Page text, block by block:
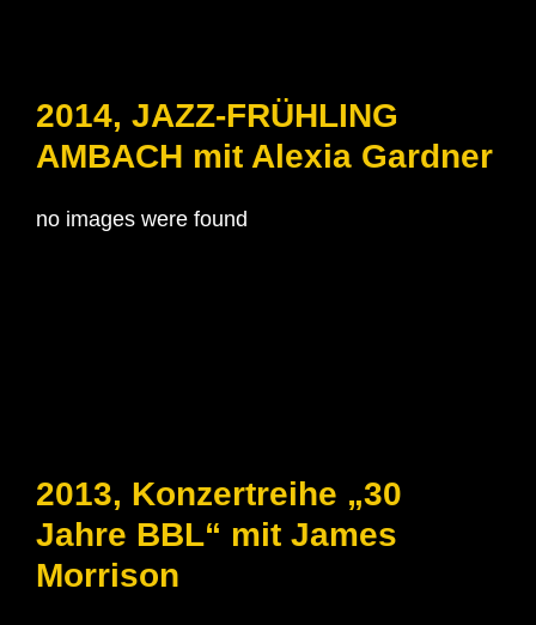
2014, JAZZ-FRÜHLING
AMBACH mit Alexia Gardner
no images were found
2013, Konzertreihe „30
Jahre BBL“ mit James
Morrison